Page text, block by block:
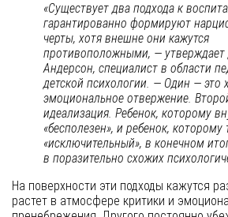
«Существует два подхода к
гарантированно формируют
черты, хотя внешне они кажутся
противоположными, —
Андерсон, специалист в области
детской психологии. — Один — это
эмоциональное отвержение.
идеализация. Ребенок, которому
«бесполезен», и ребенок, которому
«исключительный», в конечном
в поразительно схожих
На поверхности эти подходы кажутся
растет в атмосфере критики и